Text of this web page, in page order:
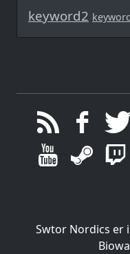
keyword2
Swtor Nordics er